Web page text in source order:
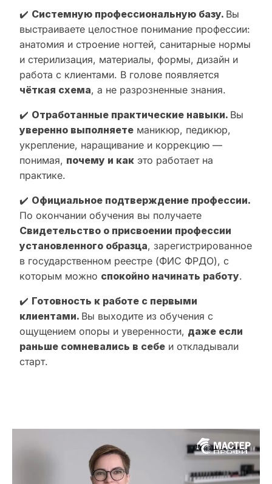
✔️ Системную профессиональную базу. Вы
выстраиваете целостное понимание профессии:
анатомия и строение ногтей, санитарные нормы
и стерилизация, материалы, формы, дизайн и
работа с клиентами. В голове появляется
чёткая схема, а не разрозненные знания.
✔️ Отработанные практические навыки. Вы
уверенно выполняете маникюр, педикюр,
укрепление, наращивание и коррекцию —
понимая, почему и как это работает на
практике.
✔️ Официальное подтверждение профессии.
По окончании обучения вы получаете
Свидетельство о присвоении профессии
установленного образца, зарегистрированное
в государственном реестре (ФИС ФРДО), с
которым можно спокойно начинать работу.
✔️ Готовность к работе с первыми
клиентами. Вы выходите из обучения с
ощущением опоры и уверенности, даже если
раньше сомневались в себе и откладывали
старт.